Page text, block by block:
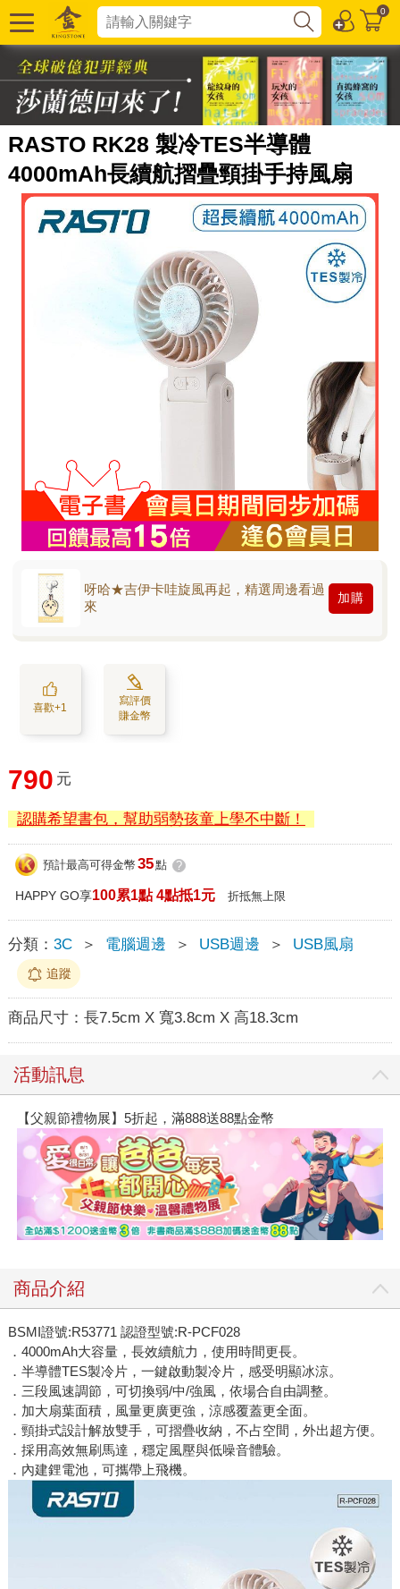
0
RASTO RK28 製冷TES半導體
4000mAh長續航摺疊頸掛手持風扇
呀哈★吉伊卡哇旋風再起，精選周邊看過
來
加購
喜歡+1
寫評價
賺金幣
790 元
認購希望書包，幫助弱勢孩童上學不中斷！
預計最高可得金幣 35點 ?
HAPPY GO享100累1點 4點抵1元 折抵無上限
分類： 3C ＞ 電腦週邊 ＞ USB週邊 ＞ USB風扇
追蹤
商品尺寸： 長7.5cm X 寬3.8cm X 高18.3cm
活動訊息
【父親節禮物展】5折起，滿888送88點金幣
商品介紹
BSMI證號:R53771 認證型號:R-PCF028
．4000mAh大容量，長效續航力，使用時間更長。
．半導體TES製冷片，一鍵啟動製冷片，感受明顯冰涼。
．三段風速調節，可切換弱/中/強風，依場合自由調整。
．加大扇葉面積，風量更廣更強，涼感覆蓋更全面。
．頸掛式設計解放雙手，可摺疊收納，不占空間，外出超方便。
．採用高效無刷馬達，穩定風壓與低噪音體驗。
．內建鋰電池，可攜帶上飛機。